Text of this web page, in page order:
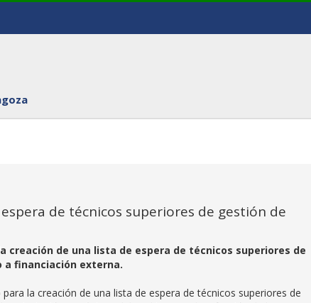
de técnicos superiores de gestión de
creación de una lista de espera de técnicos superiores de
financiación externa.
la creación de una lista de espera de técnicos superiores de